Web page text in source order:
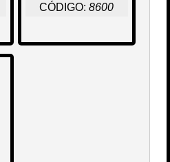
CÓDIGO: 8600